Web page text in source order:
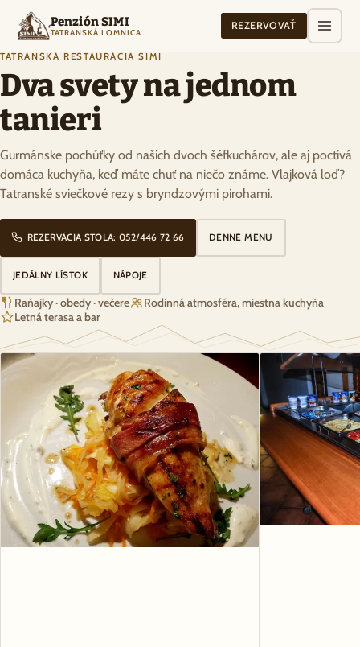
Penzión SIMI
TATRANSKÁ LOMNICA
REZERVOVAŤ
TATRANSKÁ REŠTAURÁCIA SIMI
Dva svety na jednom
tanieri
Gurmánske pochúťky od našich dvoch šéfkuchárov, ale aj poctivá
domáca kuchyňa, keď máte chuť na niečo známe. Vlajková loď?
Tatranské sviečkové rezy s bryndzovými pirohami.
REZERVÁCIA STOLA: 052/446 72 66 DENNÉ MENU
JEDÁLNY LÍSTOK NÁPOJE
Raňajky · obedy · večere
Rodinná atmosféra, miestna kuchyňa
Letná terasa a bar